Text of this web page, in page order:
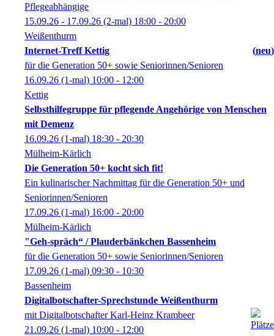
Pflegeabhängige
15.09.26 - 17.09.26 (2-mal) 18:00 - 20:00
Weißenthurm
Internet-Treff Kettig
neu
für die Generation 50+ sowie Seniorinnen/Senioren
16.09.26 (1-mal) 10:00 - 12:00
Kettig
Selbsthilfegruppe für pflegende Angehörige von Menschen
mit Demenz
16.09.26 (1-mal) 18:30 - 20:30
Mülheim-Kärlich
Die Generation 50+ kocht sich fit!
Ein kulinarischer Nachmittag für die Generation 50+ und
Seniorinnen/Senioren
17.09.26 (1-mal) 16:00 - 20:00
Mülheim-Kärlich
"Geh-spräch“ / Plauderbänkchen Bassenheim
für die Generation 50+ sowie Seniorinnen/Senioren
17.09.26 (1-mal) 09:30 - 10:30
Bassenheim
Digitalbotschafter-Sprechstunde Weißenthurm
mit Digitalbotschafter Karl-Heinz Krambeer
21.09.26 (1-mal) 10:00 - 12:00